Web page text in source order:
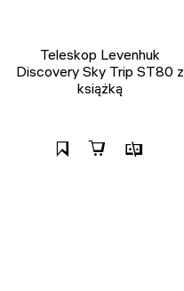
Teleskop Levenhuk
Discovery Sky Trip ST80 z
książką